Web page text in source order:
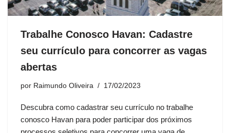
Trabalhe Conosco Havan: Cadastre
seu currículo para concorrer as vagas
abertas
por Raimundo Oliveira 17/02/2023
Descubra como cadastrar seu currículo no trabalhe
conosco Havan para poder participar dos próximos